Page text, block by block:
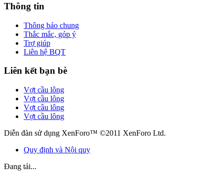
Thông tin
Thông báo chung
Thắc mắc, góp ý
Trợ giúp
Liên hệ BQT
Liên kết bạn bè
Vợt cầu lông
Vợt cầu lông
Vợt cầu lông
Vợt cầu lông
Diễn đàn sử dụng XenForo™ ©2011 XenForo Ltd.
Quy định và Nội quy
Đang tải...